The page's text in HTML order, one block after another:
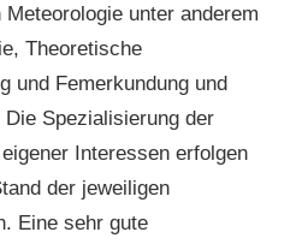
unter anderem
Theoretische
und Femerkundung und
Spezialisierung der
Interessen erfolgen
der jeweiligen
Eine sehr gute